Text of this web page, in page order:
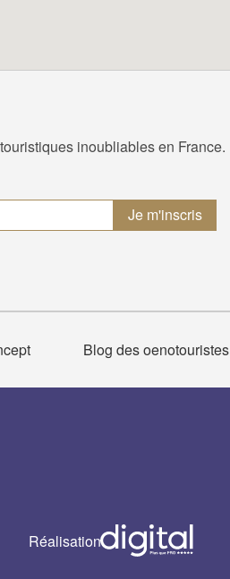
inoubliables en France.
Blog des oenotouristes
Réalisation